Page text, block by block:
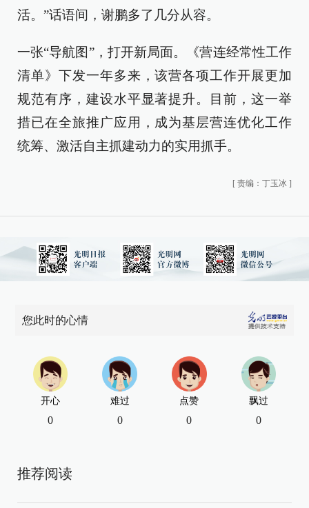
活。”话语间，谢鹏多了几分从容。
一张“导航图”，打开新局面。《营连经常性工作
清单》下发一年多来，该营各项工作开展更加
规范有序，建设水平显著提升。目前，这一举
措已在全旅推广应用，成为基层营连优化工作
统筹、激活自主抓建动力的实用抓手。
[ 责编：丁玉冰 ]
您此时的心情
开心
0
难过
0
点赞
0
飘过
0
推荐阅读